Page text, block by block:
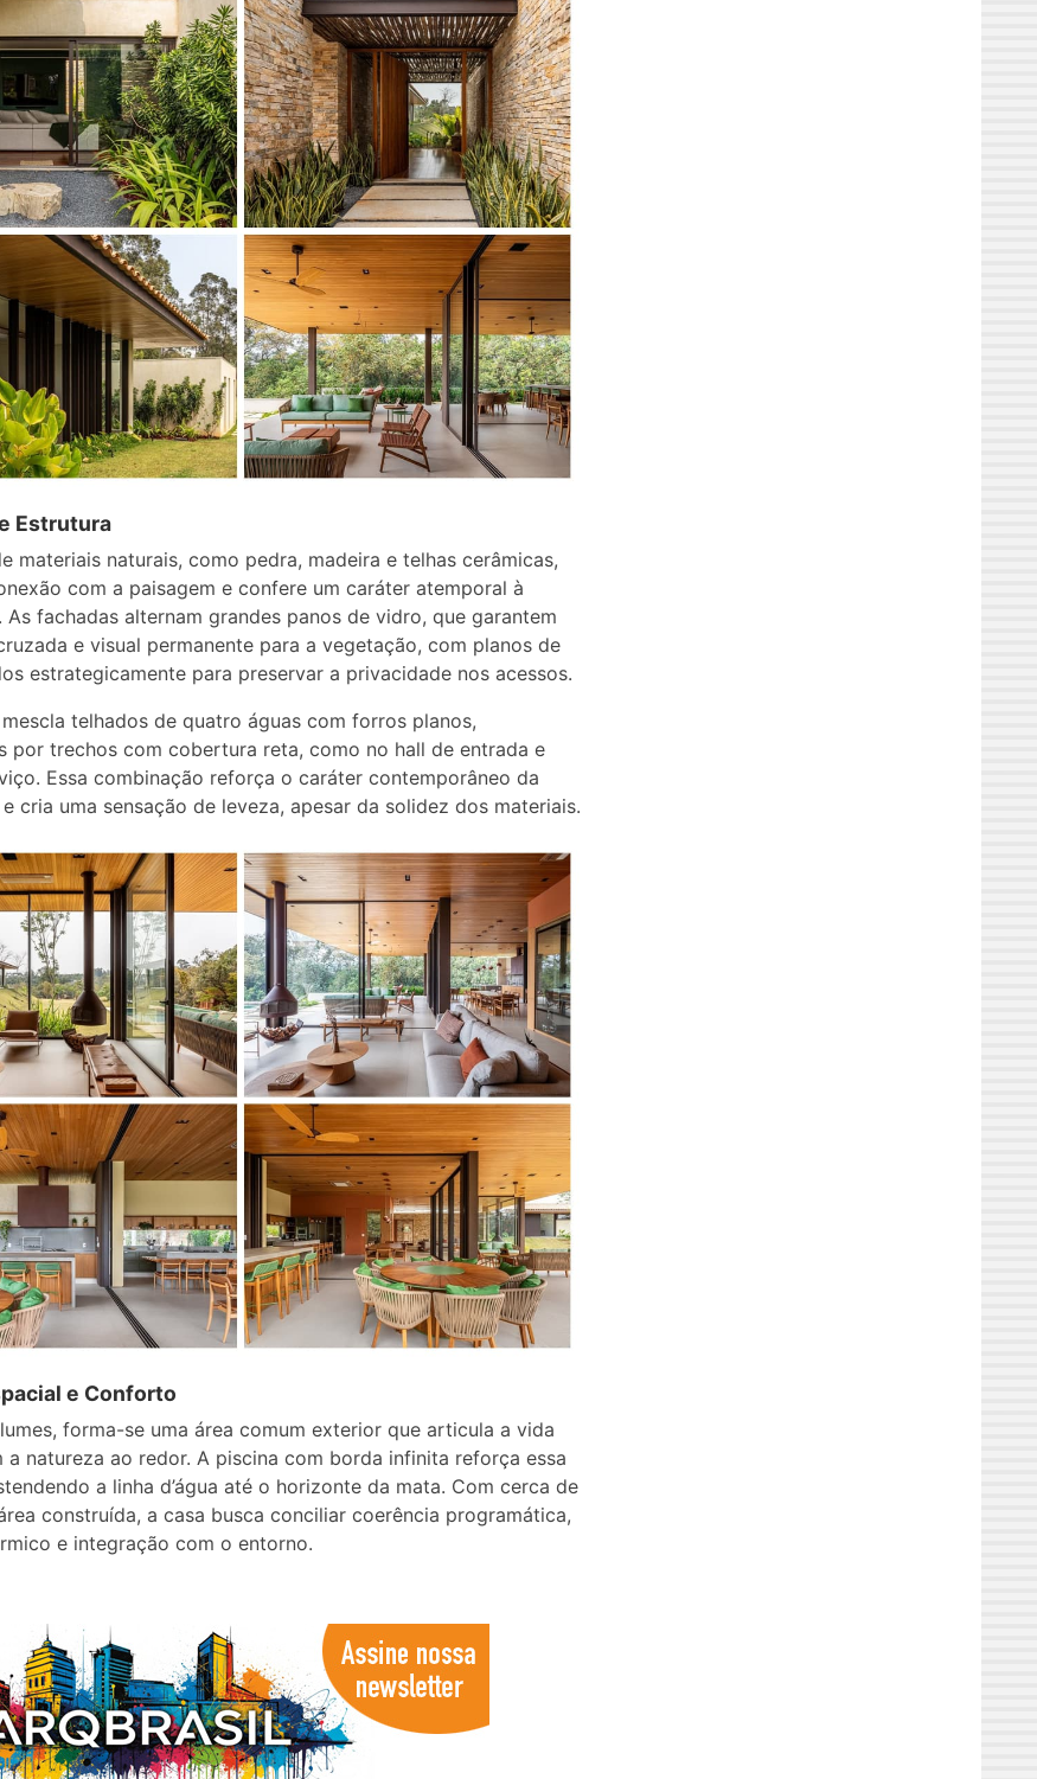
Estrutura
materiais naturais, como pedra, madeira e telhas cerâmicas,
com a paisagem e confere um caráter atemporal à
As fachadas alternam grandes panos de vidro, que garantem
e visual permanente para a vegetação, com planos de
estrategicamente para preservar a privacidade nos acessos.
telhados de quatro águas com forros planos,
por trechos com cobertura reta, como no hall de entrada e
Essa combinação reforça o caráter contemporâneo da
cria uma sensação de leveza, apesar da solidez dos materiais.
e Conforto
forma-se uma área comum exterior que articula a vida
a natureza ao redor. A piscina com borda infinita reforça essa
a linha d’água até o horizonte da mata. Com cerca de
construída, a casa busca conciliar coerência programática,
e integração com o entorno.